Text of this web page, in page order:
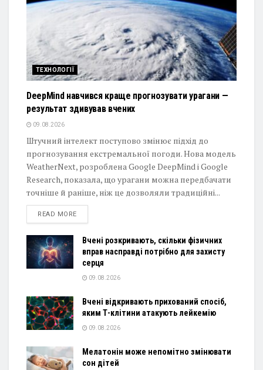
ТЕХНОЛОГІЇ
DeepMind навчився краще прогнозувати урагани —
результат здивував вчених
09.08.2026
Штучний інтелект поступово змінює підхід до
прогнозування екстремальної погоди. Нова модель
WeatherNext, розроблена Google DeepMind і Google
Research, показала, що урагани можна передбачати
точніше й раніше, ніж це дозволяли традиційні...
READ MOREDETAILS
Вчені розкривають, скільки фізичних
вправ насправді потрібно для захисту
серця
09.08.2026
Вчені відкривають прихований спосіб,
яким Т-клітини атакують лейкемію
09.08.2026
Мелатонін може непомітно змінювати
сон дітей